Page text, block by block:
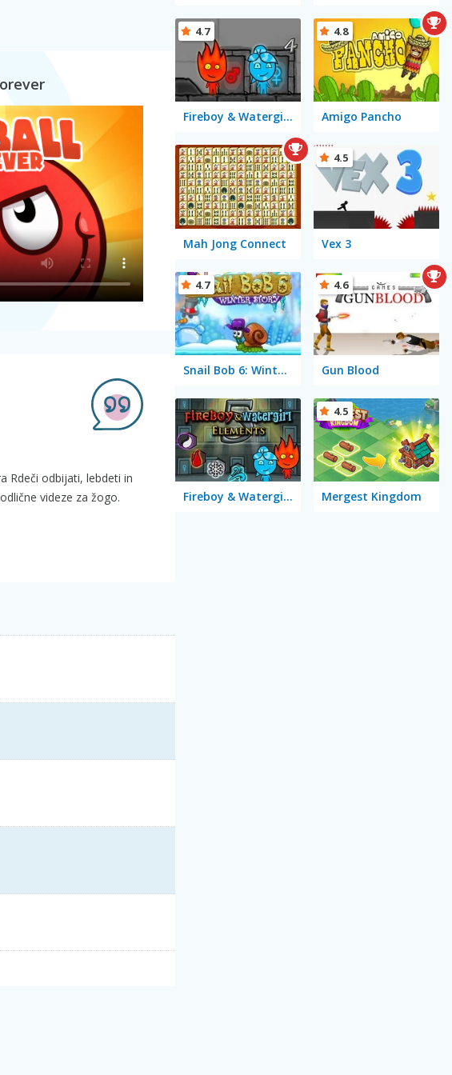
Rdeči odbijati, lebdeti in
videze za žogo.
Fireboy & Watergirl 4 in The Crystal Temple
4.7
Amigo Pancho
4.8
Mah Jong Connect Vex 3
4.5
Snail Bob 6: Winter Story
4.7
Gun Blood
4.6
Fireboy & Watergirl 5 Elements Mergest Kingdom
4.5